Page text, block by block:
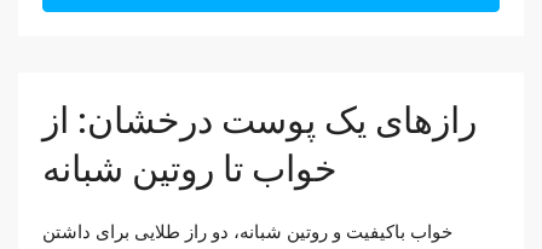
رازهای یک پوست درخشان: از
خواب تا روتین شبانه
خواب باکیفیت و روتین شبانه، دو راز طلایی برای داشتن